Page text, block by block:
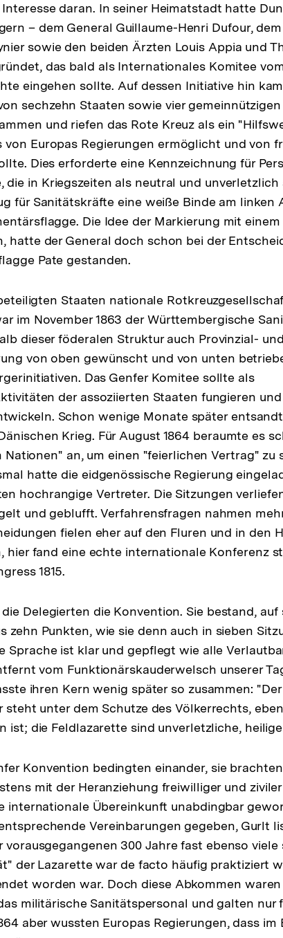
daran. In seiner Heimatstadt hatte
– dem General Guillaume-Henri Dufour,
sowie den beiden Ärzten Louis Appia und
das bald als Internationales Komitee
eingehen sollte. Auf dessen Initiative hin
sechzehn Staaten sowie vier gemeinnützigen
und riefen das Rote Kreuz als ein
von Europas Regierungen ermöglicht und von
Dies erforderte eine Kennzeichnung für
die in Kriegszeiten als neutral und unverletzlich
für Sanitätskräfte eine weiße Binde am linken
Die Idee der Markierung mit
hatte der General doch schon bei der
Pate gestanden.
Staaten nationale
im November 1863 der Württembergische
dieser föderalen Struktur auch Provinzial- und
von oben gewünscht und von unten
Das Genfer Komitee sollte als
der assoziierten Staaten fungieren
Schon wenige Monate später
Krieg. Für August 1864 beraumte es
an, um einen "feierlichen Vertrag" zu
hatte die eidgenössische Regierung
hochrangige Vertreter. Die Sitzungen
und geblufft. Verfahrensfragen nahmen
fielen eher auf den Fluren und in den
hier fand eine echte internationale Konferenz
1815.
Delegierten die Konvention. Sie bestand, auf
zehn Punkten, wie sie denn auch in sieben
Sprache ist klar und gepflegt wie alle
vom Funktionärskauderwelsch unserer
ihren Kern wenig später so zusammen:
steht unter dem Schutze des Völkerrechts,
ist; die Feldlazarette sind unverletzliche,
Konvention bedingten einander, sie
mit der Heranziehung freiwilliger und ziviler
internationale Übereinkunft unabdingbar
Vereinbarungen gegeben, Gurlt
vorausgegangenen 300 Jahre fast ebenso viele
der Lazarette war de facto häufig praktiziert
worden war. Doch diese Abkommen
militärische Sanitätspersonal und galten nur
aber wussten Europas Regierungen, dass im